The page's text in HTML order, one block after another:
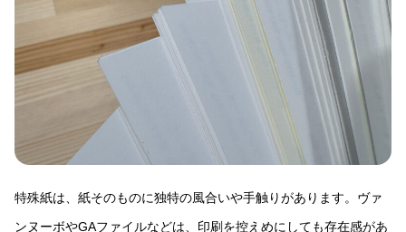
特殊紙は、紙そのものに独特の風合いや手触りがあります。ヴァ
ンヌーボやGAファイルなどは、印刷を控えめにしても存在感があ